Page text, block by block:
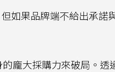
如果品牌端不給出承諾
龐大採購力來破局。透